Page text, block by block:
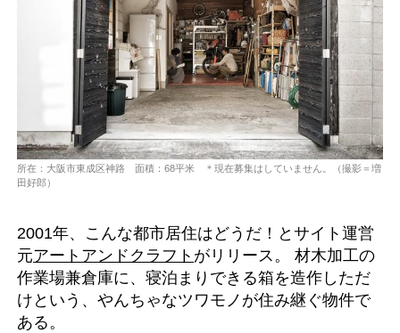
所在：大阪市東成区神路 面積：68平米 ＊現在募集はしていません。（撮影＝増
田好郎）
2001年、こんな都市居住はどうだ！とサイト運営
元アートアンドクラフト がリリース。 材木加工の
作業場兼倉庫に、寝泊まりできる箱を造作しただ
けという、やんちゃなツワモノが住み継ぐ物件で
ある。